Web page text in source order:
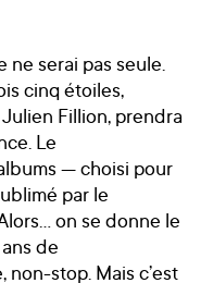
ne serai pas seule.
cinq étoiles,
Fillion, prendra
Le
— choisi pour
par le
on se donne le
de
non-stop. Mais c’est